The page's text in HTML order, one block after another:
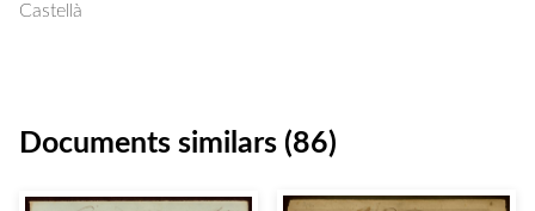
Castellà
Documents similars (86)